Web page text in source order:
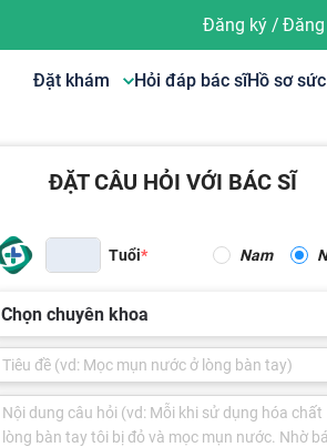
Đăng ký/
Đặt khám Hỏi đáp bác sĩHồ sơ
ĐẶT CÂU HỎI VỚI BÁC SĨ
Tuổi Nam
Chọn chuyên khoa